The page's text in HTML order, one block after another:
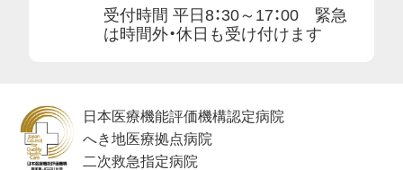
受付時間 平日8：30～17：00 緊急
は時間外・休日も受け付けます
日本医療機能評価機構認定病院
へき地医療拠点病院
二次救急指定病院